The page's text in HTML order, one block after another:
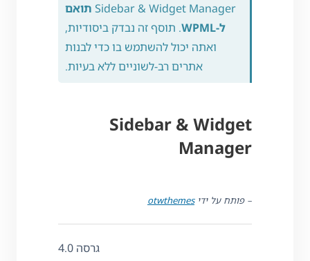
Sidebar & Widget Manager תואם
ל-WPML
. תוסף זה נבדק ביסודיות,
ואתה יכול להשתמש בו כדי לבנות
אתרים רב-לשוניים ללא בעיות.
Sidebar & Widget
Manager
– פותח על ידיotwthemes
גרסה 4.0